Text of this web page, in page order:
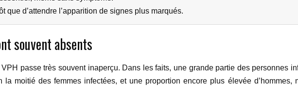
que d’attendre l’apparition de signes plus marqués.
souvent absents
passe très souvent inaperçu. Dans les faits, une grande partie des personnes
moitié des femmes infectées, et une proportion encore plus élevée d’hommes,